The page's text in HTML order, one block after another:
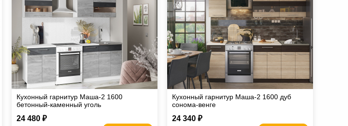
Кухонный гарнитур Маша-2 1600
бетонный-каменный уголь
24 480 ₽
Кухонный гарнитур Маша-2 1600 дуб
сонома-венге
24 340 ₽